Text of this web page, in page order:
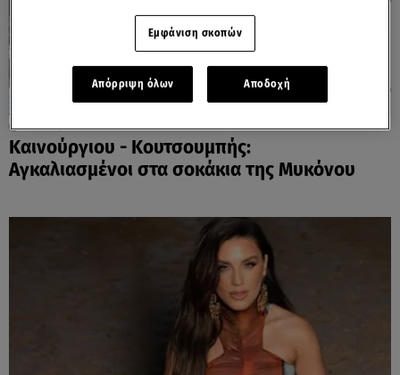
07.08.26, 11:02
Καινούργιου - Κουτσουμπής:
Αγκαλιασμένοι στα σοκάκια της Μυκόνου
Εμφάνιση σκοπών
Απόρριψη όλων Αποδοχή